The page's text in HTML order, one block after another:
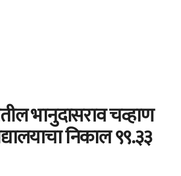
भानुदासराव चव्हाण
निकाल ९९.३३